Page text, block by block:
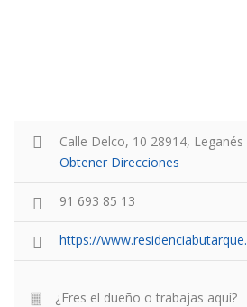
Calle Delco, 10 28914,
Obtener Direcciones
91 693 85 13
https://
¿Eres el dueño o trabajas aquí?